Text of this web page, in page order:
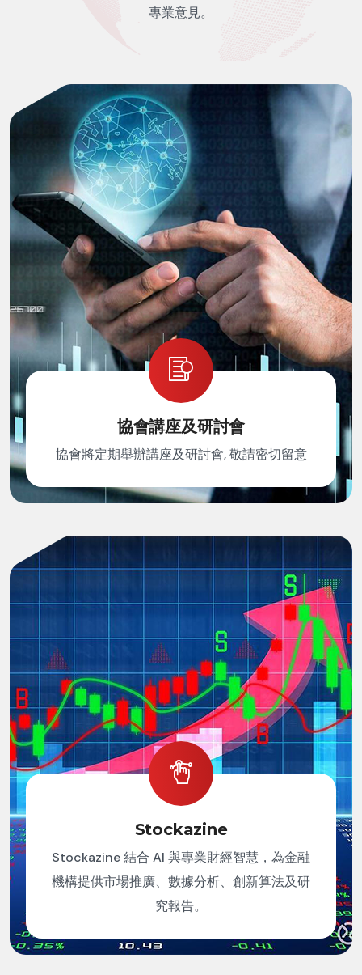
專業意見。
協會講座及研討會
協會將定期舉辦講座及研討會, 敬請密切留意
Stockazine
Stockazine 結合 AI 與專業財經智慧，為金融
機構提供市場推廣、數據分析、創新算法及研
究報告。